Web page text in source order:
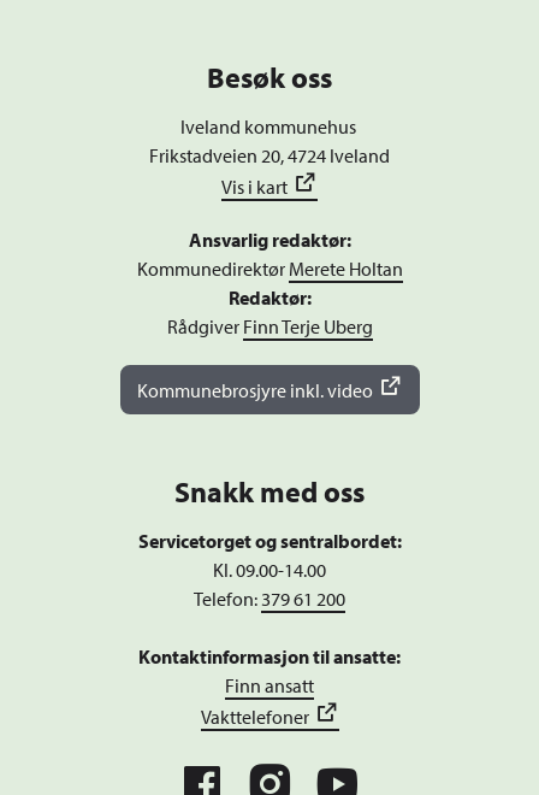
Besøk oss
Iveland kommunehus
Frikstadveien 20, 4724 Iveland
Vis i kart
Ansvarlig redaktør:
Kommunedirektør Merete Holtan
Redaktør:
Rådgiver Finn Terje Uberg
Kommunebrosjyre inkl. video
Snakk med oss
Servicetorget og sentralbordet:
Kl. 09.00-14.00
Telefon:379 61 200
Kontaktinformasjon til ansatte:
Finn ansatt
Vakttelefoner